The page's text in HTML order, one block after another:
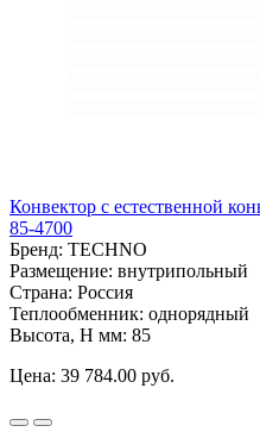
Конвектор с естественной
85-4700
Бренд: TECHNO
Размещение: внутрипольный
Страна: Россия
Теплообменник: однорядный
Высота, H мм: 85
Цена: 39 784.00 руб.